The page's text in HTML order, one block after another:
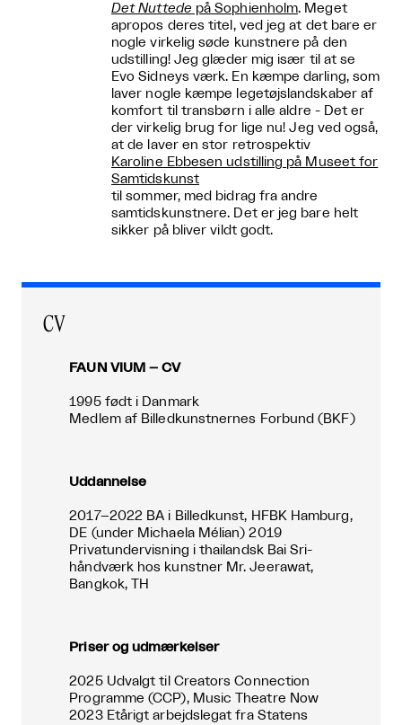
Det Nuttede på Sophienholm. Meget
apropos deres titel, ved jeg at det bare er
nogle virkelig søde kunstnere på den
udstilling! Jeg glæder mig især til at se
Evo Sidneys værk. En kæmpe darling, som
laver nogle kæmpe legetøjslandskaber af
komfort til transbørn i alle aldre - Det er
der virkelig brug for lige nu! Jeg ved også,
at de laver en stor retrospektiv
Karoline Ebbesen udstilling på Museet for
Samtidskunst
til sommer, med bidrag fra andre
samtidskunstnere. Det er jeg bare helt
sikker på bliver vildt godt.
CV
FAUN VIUM – CV
1995 født i Danmark
Medlem af Billedkunstnernes Forbund (BKF)
Uddannelse
2017–2022 BA i Billedkunst, HFBK Hamburg,
DE (under Michaela Mélian) 2019
Privatundervisning i thailandsk Bai Sri-
håndværk hos kunstner Mr. Jeerawat,
Bangkok, TH
Priser og udmærkelser
2025 Udvalgt til Creators Connection
Programme (CCP), Music Theatre Now
2023 Etårigt arbejdslegat fra Statens